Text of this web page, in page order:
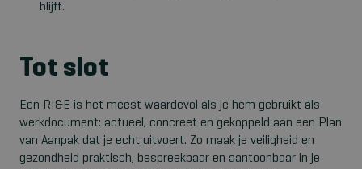
blijft.
Tot slot
Een RI&E is het meest waardevol als je hem gebruikt als
werkdocument: actueel, concreet en gekoppeld aan een Plan
van Aanpak dat je echt uitvoert. Zo maak je veiligheid en
gezondheid praktisch, bespreekbaar en aantoonbaar in je